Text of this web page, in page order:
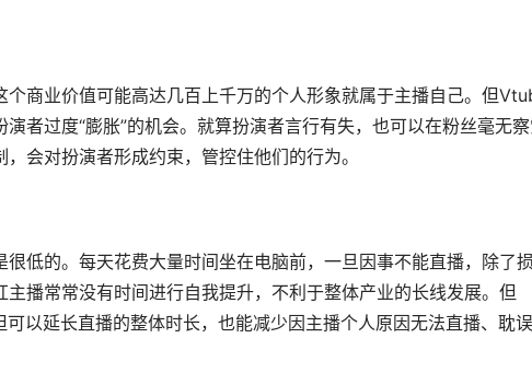
商业价值可能高达几百上千万的个人形象就属于主播自己。但
者过度“膨胀”的机会。就算扮演者言行有失，也可以在粉丝毫无
会对扮演者形成约束，管控住他们的行为。
低的。每天花费大量时间坐在电脑前，一旦因事不能直播，除了
播常常没有时间进行自我提升，不利于整体产业的长线发展。但
以延长直播的整体时长，也能减少因主播个人原因无法直播、耽